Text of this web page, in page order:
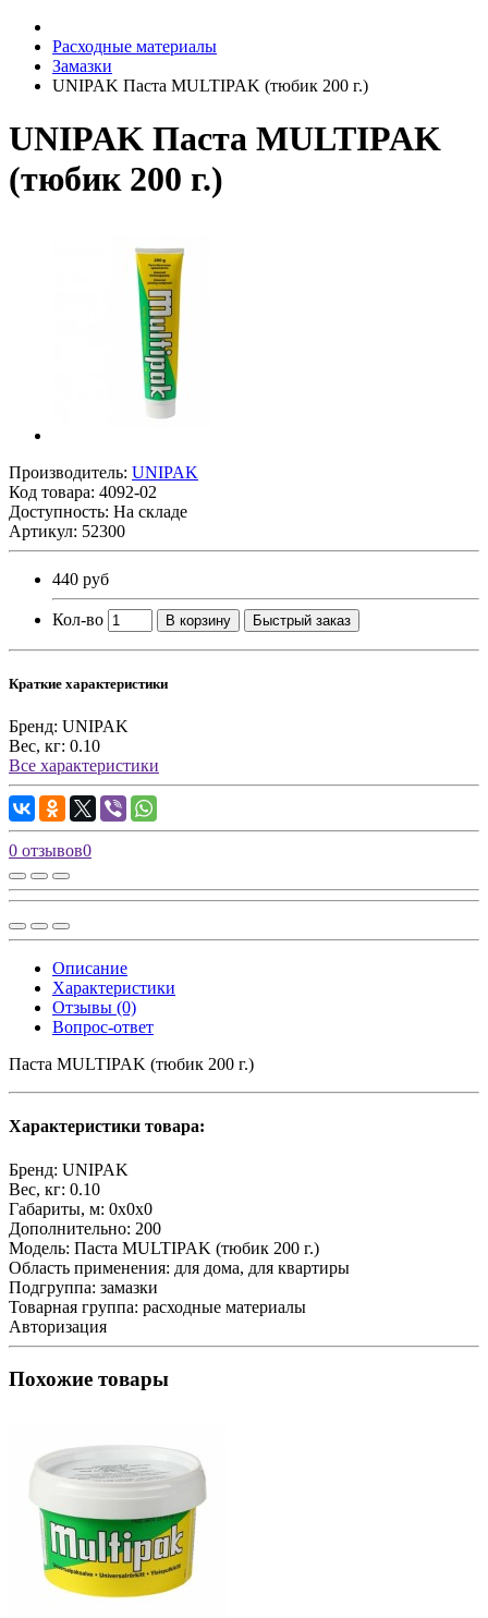
Расходные материалы
Замазки
UNIPAK Паста MULTIPAK (тюбик 200 г.)
UNIPAK Паста MULTIPAK
(тюбик 200 г.)
Производитель: UNIPAK
Код товара: 4092-02
Доступность: На складе
Артикул: 52300
440 руб
Кол-во В корзину Быстрый заказ
Краткие характеристики
Бренд: UNIPAK
Вес, кг: 0.10
Все характеристики
0 отзывов0
Описание
Характеристики
Отзывы (0)
Вопрос-ответ
Паста MULTIPAK (тюбик 200 г.)
Характеристики товара:
Бренд: UNIPAK
Вес, кг: 0.10
Габариты, м: 0x0x0
Дополнительно: 200
Модель: Паста MULTIPAK (тюбик 200 г.)
Область применения: для дома, для квартиры
Подгруппа: замазки
Товарная группа: расходные материалы
Авторизация
Похожие товары